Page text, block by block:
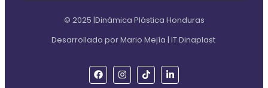
© 2025 |Dinámica Plástica Honduras
Desarrollado por Mario Mejía | IT Dinaplast